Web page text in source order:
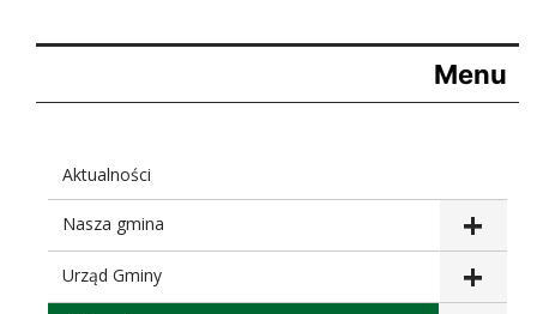
Menu
Aktualności
Nasza gmina
Urząd Gminy